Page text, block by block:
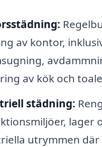
av kontor,
av kök och
städning:
lager
utrymmen